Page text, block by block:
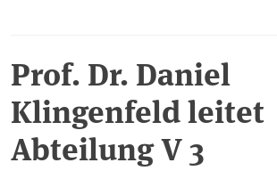
Prof. Dr. Daniel
Klingenfeld leitet
Abteilung V 3